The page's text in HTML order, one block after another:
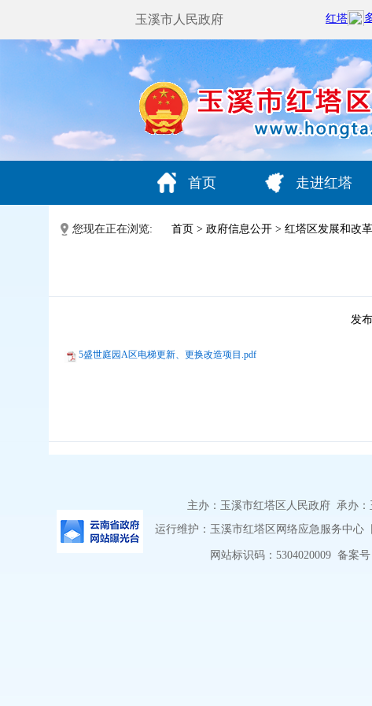
玉溪市人民政府
首页 走进红塔
您现在正在浏览: 首页 > 政府信息公开 > 红塔区发展和改
发
5盛世庭园A区电梯更新、更换改造项目.pdf
主办：玉溪市红塔区人民政府 承办：
运行维护：玉溪市红塔区网络应急服务中心
网站标识码：5304020009备案号